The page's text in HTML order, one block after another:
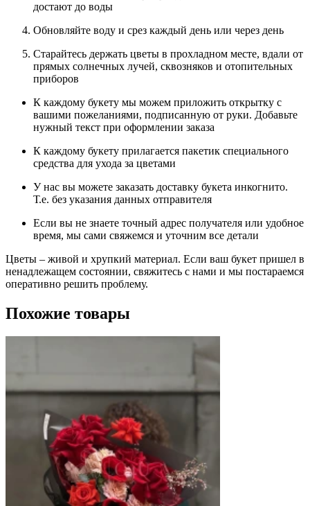
достают до воды
Обновляйте воду и срез каждый день или через день
Старайтесь держать цветы в прохладном месте, вдали от
прямых солнечных лучей, сквозняков и отопительных
приборов
К каждому букету мы можем приложить открытку с
вашими пожеланиями, подписанную от руки. Добавьте
нужный текст при оформлении заказа
К каждому букету прилагается пакетик специального
средства для ухода за цветами
У нас вы можете заказать доставку букета инкогнито.
Т.е. без указания данных отправителя
Если вы не знаете точный адрес получателя или удобное
время, мы сами свяжемся и уточним все детали
Цветы – живой и хрупкий материал. Если ваш букет пришел в
ненадлежащем состоянии, свяжитесь с нами и мы постараемся
оперативно решить проблему.
Похожие товары